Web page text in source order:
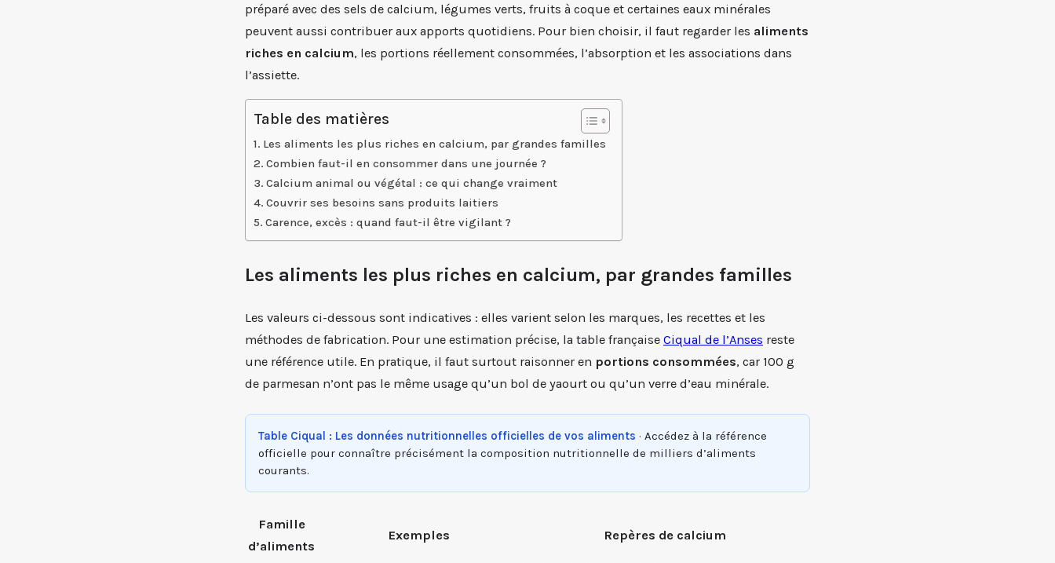
préparé avec des sels de calcium, légumes verts, fruits à coque et certaines eaux minérales
peuvent aussi contribuer aux apports quotidiens. Pour bien choisir, il faut regarder les aliments
riches en calcium, les portions réellement consommées, l’absorption et les associations dans
l’assiette.
Table des matières
Les aliments les plus riches en calcium, par grandes familles
Combien faut-il en consommer dans une journée ?
Calcium animal ou végétal : ce qui change vraiment
Couvrir ses besoins sans produits laitiers
Carence, excès : quand faut-il être vigilant ?
Les aliments les plus riches en calcium, par grandes familles
Les valeurs ci-dessous sont indicatives : elles varient selon les marques, les recettes et les
méthodes de fabrication. Pour une estimation précise, la table française Ciqual de l’Anses reste
une référence utile. En pratique, il faut surtout raisonner en portions consommées, car 100 g
de parmesan n’ont pas le même usage qu’un bol de yaourt ou qu’un verre d’eau minérale.
Table Ciqual : Les données nutritionnelles officielles de vos aliments · Accédez à la référence
officielle pour connaître précisément la composition nutritionnelle de milliers d’aliments
courants.
Famille
d’aliments
Exemples Repères de calcium